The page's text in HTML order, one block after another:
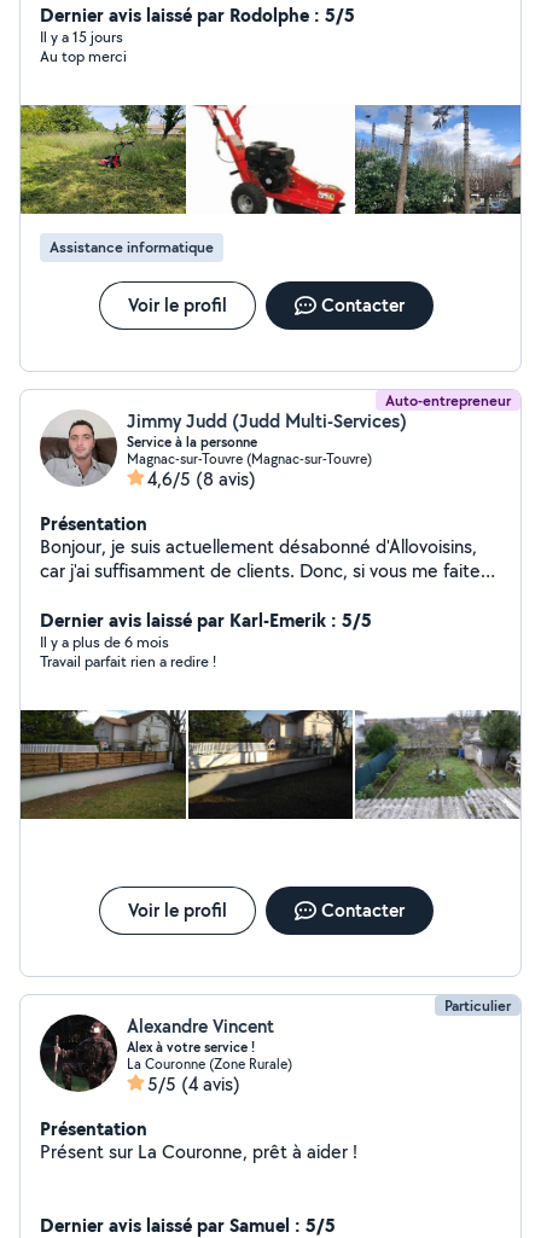
dire gratuité.....
Dernier avis laissé par Rodolphe : 5/5
Il y a 15 jours
Au top merci
Assistance informatique
Voir le profil Contacter
Auto-entrepreneur
Jimmy Judd (Judd Multi-Services)
Service à la personne
Magnac-sur-Touvre (Magnac-sur-Touvre)
4,6/5 (8 avis)
Présentation
Bonjour, je suis actuellement désabonné d'Allovoisins,
car j'ai suffisamment de clients. Donc, si vous me faites
sur le site. Cordialement, Monsieur Judd.
Dernier avis laissé par Karl-Emerik : 5/5
Il y a plus de 6 mois
Travail parfait rien a redire !
Voir le profil Contacter
Particulier
Alexandre Vincent
Alex à votre service !
La Couronne (Zone Rurale)
5/5 (4 avis)
Présentation
Présent sur La Couronne, prêt à aider !
Dernier avis laissé par Samuel : 5/5